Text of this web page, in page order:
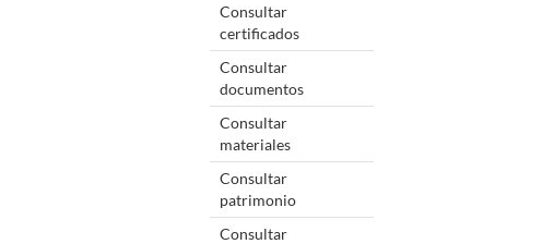
Consultar
certificados
Consultar
documentos
Consultar
materiales
Consultar
patrimonio
Consultar